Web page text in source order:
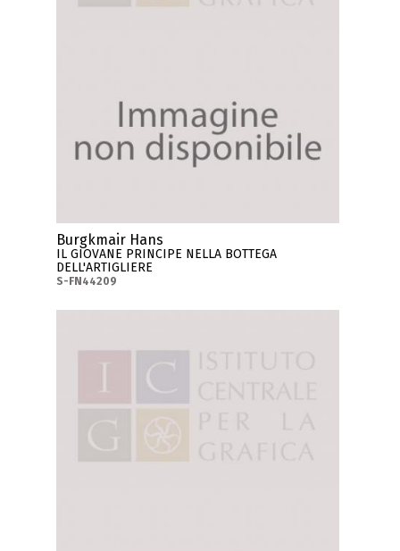
Burgkmair Hans
IL GIOVANE PRINCIPE NELLA BOTTEGA
DELL'ARTIGLIERE
S-FN44209